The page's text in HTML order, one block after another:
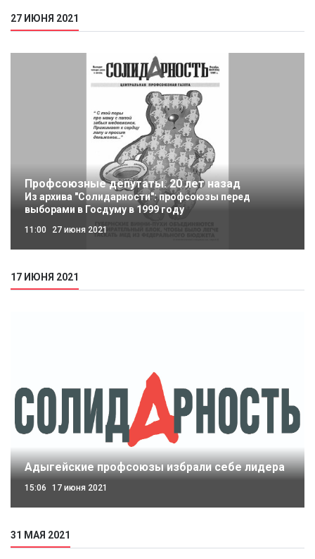
27 ИЮНЯ 2021
Профсоюзные депутаты. 20 лет назад
Из архива "Солидарности": профсоюзы перед
выборами в Госдуму в 1999 году
11:00 27 июня 2021
17 ИЮНЯ 2021
Адыгейские профсоюзы избрали себе лидера
15:06 17 июня 2021
31 МАЯ 2021